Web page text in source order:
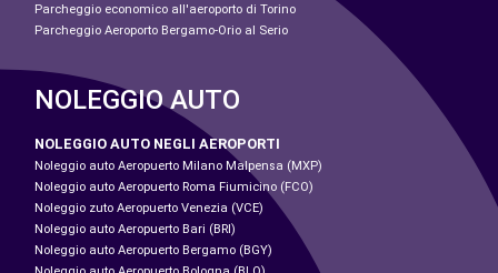
Parcheggio economico all'aeroporto di Torino
Parcheggio Aeroporto Bergamo-Orio al Serio
NOLEGGIO AUTO
NOLEGGIO AUTO NEGLI AEROPORTI
Noleggio auto Aeropuerto Milano Malpensa (MXP)
Noleggio auto Aeropuerto Roma Fiumicino (FCO)
Noleggio zuto Aeropuerto Venezia (VCE)
Noleggio auto Aeropuerto Bari (BRI)
Noleggio auto Aeropuerto Bergamo (BGY)